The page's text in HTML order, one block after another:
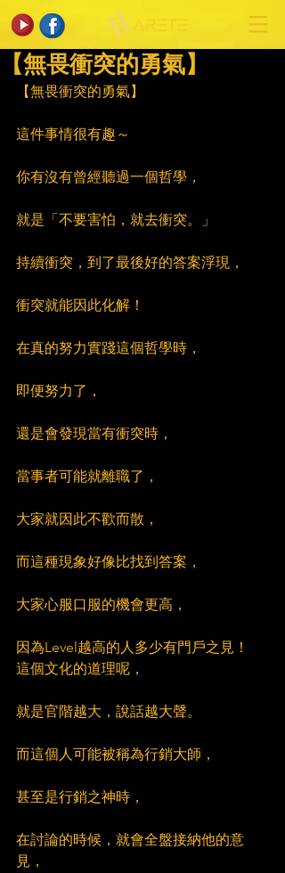
【無畏衝突的勇氣】
【無畏衝突的勇氣】
這件事情很有趣～
你有沒有曾經聽過一個哲學，
就是「不要害怕，就去衝突。」
持續衝突，到了最後好的答案浮現，
衝突就能因此化解！
在真的努力實踐這個哲學時，
即便努力了，
還是會發現當有衝突時，
當事者可能就離職了，
大家就因此不歡而散，
而這種現象好像比找到答案，
大家心服口服的機會更高，
因為Level越高的人多少有門戶之見！
這個文化的道理呢，
就是官階越大，說話越大聲。
而這個人可能被稱為行銷大師，
甚至是行銷之神時，
在討論的時候，就會全盤接納他的意
見，